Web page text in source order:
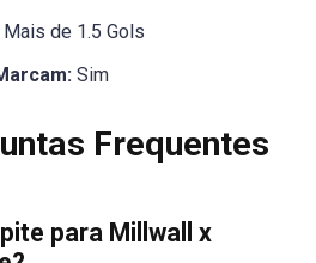
Mais de 1.5 Gols
Sim
Frequentes
para Millwall x